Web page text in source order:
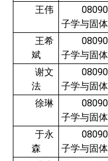
王伟
子学与固
王希
斌
子学与固
谢文
法
子学与固
徐琳
子学与固
于永
森
子学与固